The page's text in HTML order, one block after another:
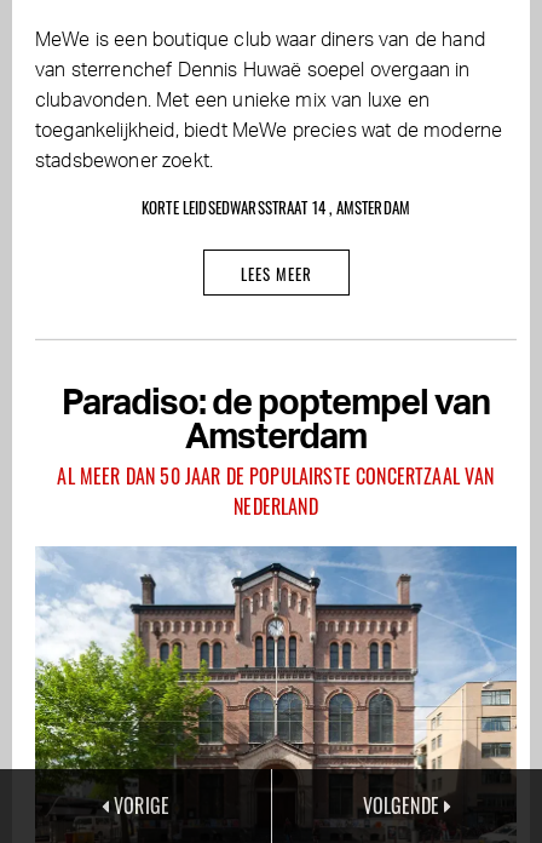
MeWe is een boutique club waar diners van de hand
van sterrenchef Dennis Huwaë soepel overgaan in
clubavonden. Met een unieke mix van luxe en
toegankelijkheid, biedt MeWe precies wat de moderne
stadsbewoner zoekt.
KORTE LEIDSEDWARSSTRAAT 14 , AMSTERDAM
LEES MEER
Paradiso: de poptempel van
Amsterdam
AL MEER DAN 50 JAAR DE POPULAIRSTE CONCERTZAAL VAN
NEDERLAND
VOLGENDE
VORIGE